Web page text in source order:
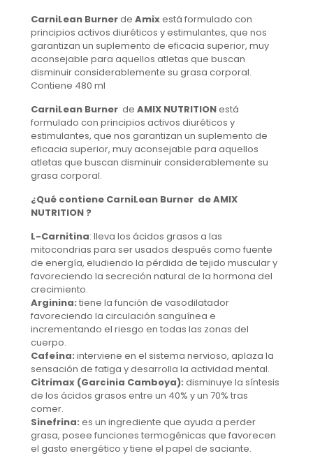
CarniLean Burnerde Amixestá formulado con
principios activos diuréticos y estimulantes, que nos
garantizan un suplemento de eficacia superior, muy
aconsejable para aquellos atletas que buscan
disminuir considerablemente su grasa corporal.
Contiene 480 ml
CarniLean Burner de AMIX NUTRITIONestá
formulado con principios activos diuréticos y
estimulantes, que nos garantizan un suplemento de
eficacia superior, muy aconsejable para aquellos
atletas que buscan disminuir considerablemente su
grasa corporal.
¿Qué contiene CarniLean Burner de AMIX
NUTRITION ?
L-Carnitina: lleva los ácidos grasos a las
mitocondrias para ser usados después como fuente
de energía, eludiendo la pérdida de tejido muscular y
favoreciendo la secreción natural de la hormona del
crecimiento.
Arginina: tiene la función de vasodilatador
favoreciendo la circulación sanguínea e
incrementando el riesgo en todas las zonas del
cuerpo.
Cafeína: interviene en el sistema nervioso, aplaza la
sensación de fatiga y desarrolla la actividad mental.
Citrimax (Garcinia Camboya): disminuye la síntesis
de los ácidos grasos entre un 40% y un 70% tras
comer.
Sinefrina: es un ingrediente que ayuda a perder
grasa, posee funciones termogénicas que favorecen
el gasto energético y tiene el papel de saciante.